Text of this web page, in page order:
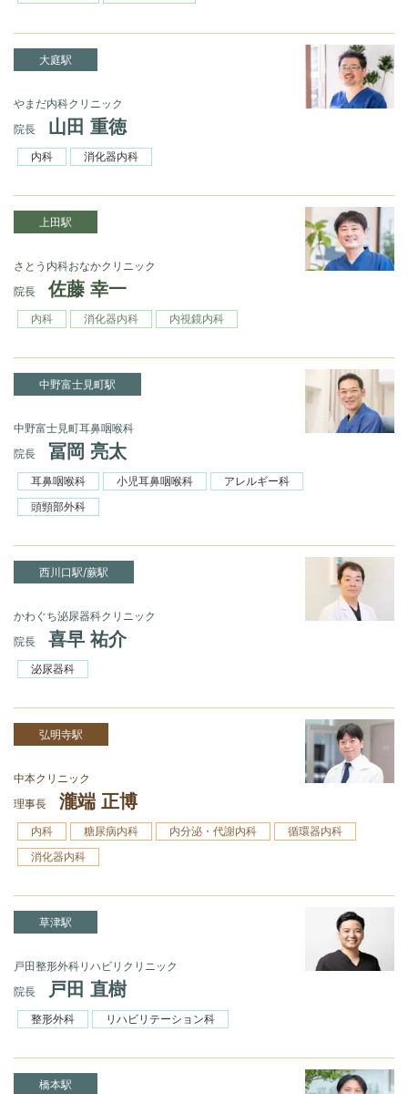
大庭駅
やまだ内科クリニック
院長
山田 重徳
内科 消化器内科
上田駅
さとう内科おなかクリニック
院長
佐藤 幸一
内科 消化器内科 内視鏡内科
中野富士見町駅
中野富士見町耳鼻咽喉科
院長
冨岡 亮太
耳鼻咽喉科 小児耳鼻咽喉科
アレルギー科
頭頸部外科
西川口駅/蕨駅
かわぐち泌尿器科クリニック
院長
喜早 祐介
泌尿器科
弘明寺駅
中本クリニック
理事長
瀧端 正博
内科 糖尿病内科 内分泌・代謝内科
循環器内科
消化器内科
草津駅
戸田整形外科リハビリクリニック
院長
戸田 直樹
整形外科 リハビリテーション科
橋本駅